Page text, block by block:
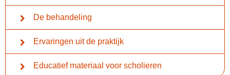
De behandeling
Ervaringen uit de praktijk
Educatief materiaal voor scholieren